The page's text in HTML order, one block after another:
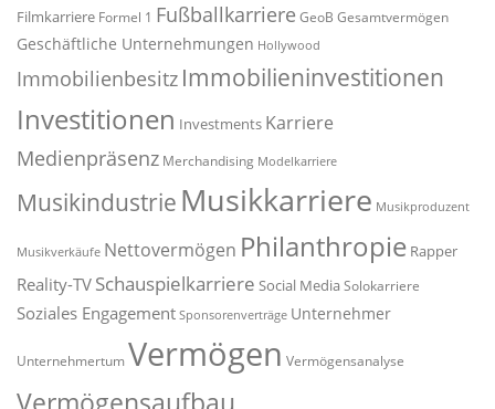
Filmkarriere Formel 1 Fußballkarriere GeoB Gesamtvermögen
Geschäftliche Unternehmungen Hollywood
Immobilienbesitz Immobilieninvestitionen
Investitionen Investments Karriere
Medienpräsenz Merchandising Modelkarriere
Musikindustrie Musikkarriere Musikproduzent
Musikverkäufe Nettovermögen Philanthropie Rapper
Reality-TV Schauspielkarriere Social MediaSolokarriere
Soziales Engagement Sponsorenverträge Unternehmer
UnternehmertumVermögen Vermögensanalyse